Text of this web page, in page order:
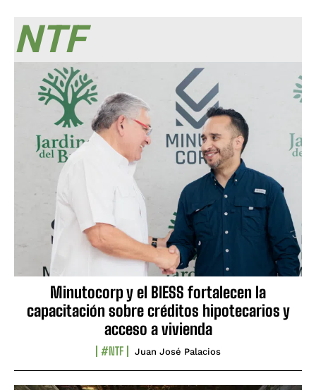
NTF
Minutocorp y el BIESS fortalecen la
capacitación sobre créditos hipotecarios y
acceso a vivienda
#NTF Juan José Palacios